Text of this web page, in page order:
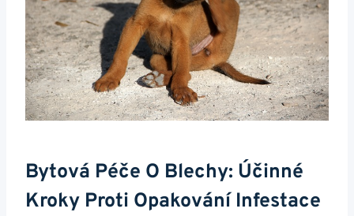
Bytová Péče O Blechy: Účinné
Kroky Proti Opakování Infestace